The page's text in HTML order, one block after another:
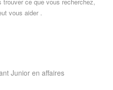
vous aider .
Junior en affaires